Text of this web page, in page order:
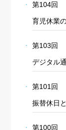
第104回
育児休業
第103回
デジタル
第101回
振替休日
第100回